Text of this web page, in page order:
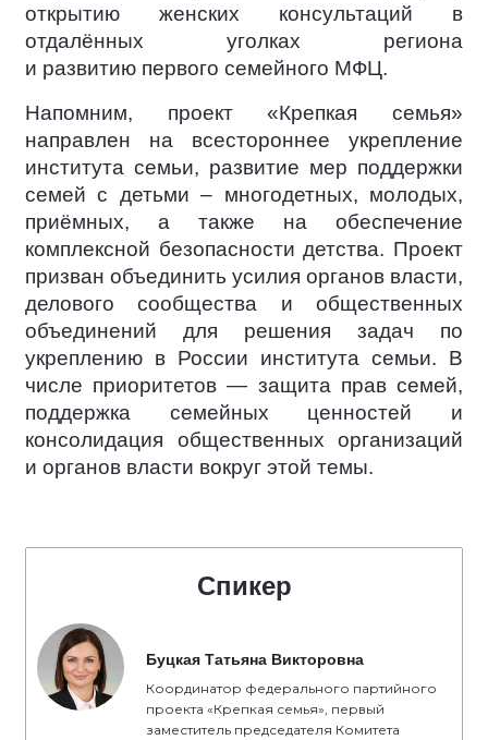
открытию женских консультаций в
отдалённых уголках региона
и развитию первого семейного МФЦ.
Напомним, проект «Крепкая семья»
направлен на всестороннее укрепление
института семьи, развитие мер поддержки
семей с детьми – многодетных, молодых,
приёмных, а также на обеспечение
комплексной безопасности детства. Проект
призван объединить усилия органов власти,
делового сообщества и общественных
объединений для решения задач по
укреплению в России института семьи. В
числе приоритетов — защита прав семей,
поддержка семейных ценностей и
консолидация общественных организаций
и органов власти вокруг этой темы.
Спикер
Буцкая Татьяна Викторовна
Координатор федерального партийного
проекта «Крепкая семья», первый
заместитель председателя Комитета